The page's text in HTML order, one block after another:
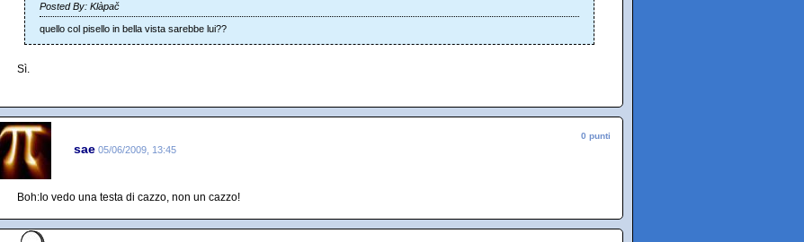
Posted By: Klàpač
quello col pisello in bella vista sarebbe lui??
Sì.
sae 05/06/2009, 13:45
0 punti
Boh:Io vedo una testa di cazzo, non un cazzo!